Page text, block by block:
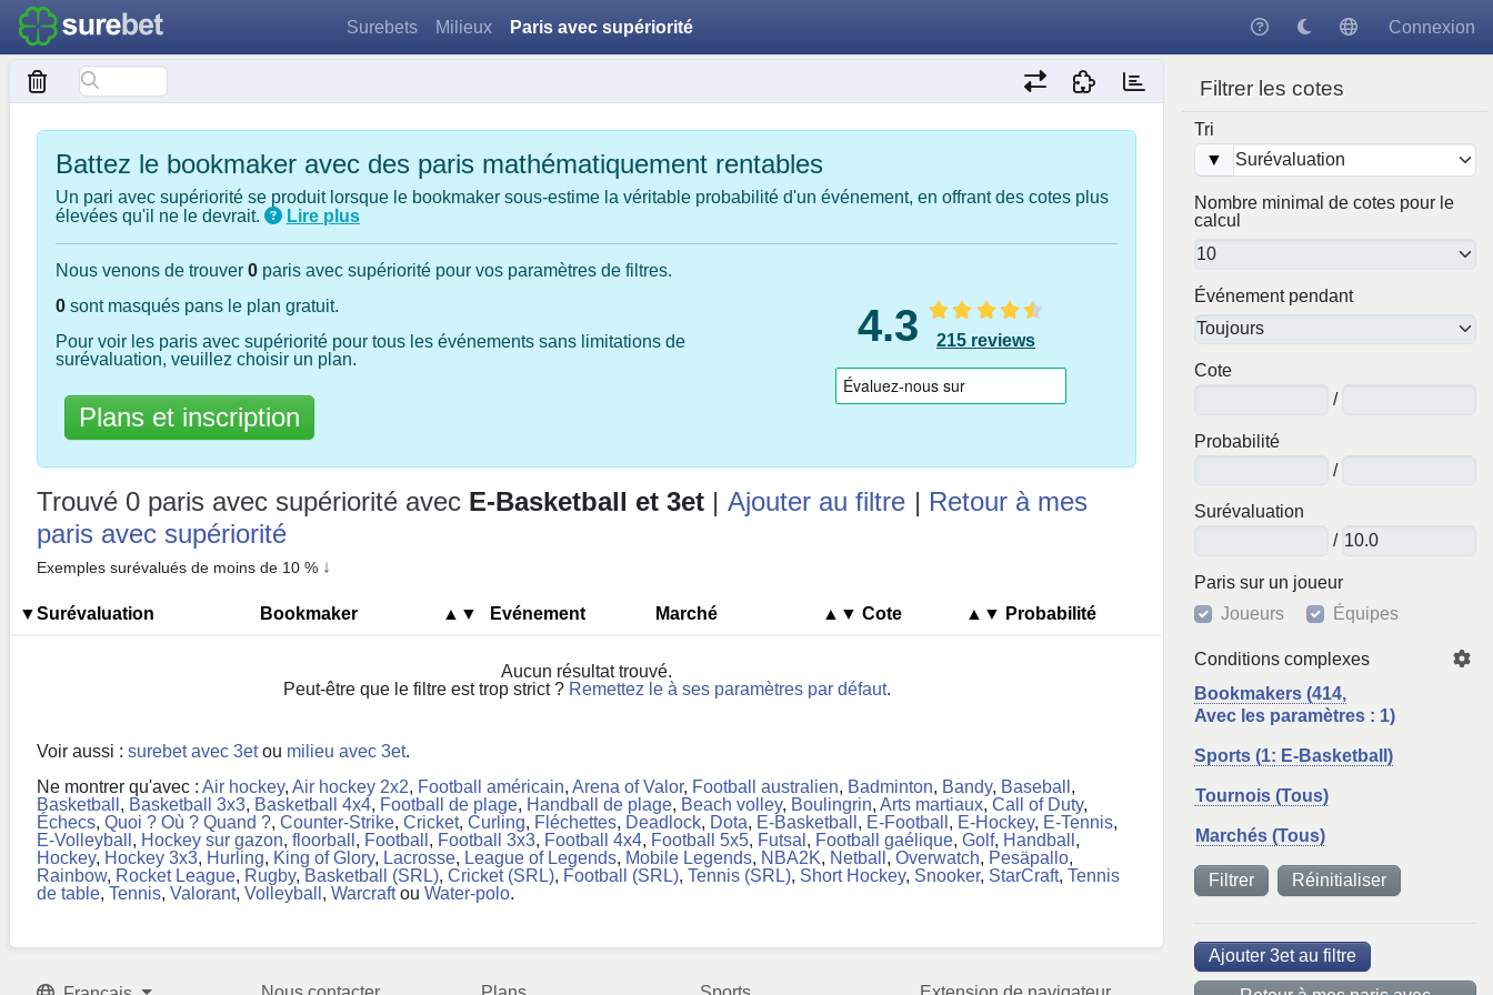
Surebets Milieux Paris avec supériorité Connexion
Filtrer les cotes
Tri
▼
Nombre minimal de cotes pour le
calcul
Événement pendant
Cote
/
Probabilité
/
Surévaluation
/
Paris sur un joueur
Joueurs
Équipes
Conditions complexes
Bookmakers (414,
Avec les paramètres : 1)
Sports (1: E-Basketball)
Tournois (Tous)
Marchés (Tous)
Réinitialiser
Ajouter 3et au filtre
Battez le bookmaker avec des paris mathématiquement rentables
Un pari avec supériorité se produit lorsque le bookmaker sous-estime la véritable probabilité d'un événement, en offrant des cotes plus
élevées qu'il ne le devrait.
Lire plus
Nous venons de trouver 0 paris avec supériorité pour vos paramètres de filtres.
0 sont masqués pans le plan gratuit.
Pour voir les paris avec supériorité pour tous les événements sans limitations de
surévaluation, veuillez choisir un plan.
Plans et inscription
4.3 215 reviews
Trouvé 0 paris avec supériorité avec E-Basketball et 3et | Ajouter au filtre | Retour à mes
paris avec supériorité
Exemples surévalués de moins de 10 % ↓
▼Surévaluation Bookmaker ▲▼ Evénement Marché ▲▼ Cote ▲▼ Probabilité
Aucun résultat trouvé.
Peut-être que le filtre est trop strict ? Remettez le à ses paramètres par défaut.
Voir aussi : surebet avec 3etou milieu avec 3et.
Ne montrer qu'avec : Air hockey, Air hockey 2x2, Football américain, Arena of Valor, Football australien, Badminton, Bandy, Baseball ,
Basketball , Basketball 3x3, Basketball 4x4, Football de plage, Handball de plage, Beach volley, Boulingrin, Arts martiaux, Call of Duty,
Échecs, Quoi ? Où ? Quand ?, Counter-Strike, Cricket, Curling, Fléchettes, Deadlock, Dota, E-Basketball , E-Football , E-Hockey, E-Tennis,
E-Volleyball , Hockey sur gazon, floorball , Football , Football 3x3, Football 4x4, Football 5x5, Futsal , Football gaélique, Golf, Handball ,
Hockey, Hockey 3x3, Hurling, King of Glory, Lacrosse, League of Legends, Mobile Legends, NBA2K, Netball , Overwatch, Pesäpallo,
Rainbow, Rocket League, Rugby, Basketball (SRL), Cricket (SRL), Football (SRL), Tennis (SRL), Short Hockey, Snooker, StarCraft, Tennis
de table, Tennis, Valorant, Volleyball , Warcraftou Water-polo.